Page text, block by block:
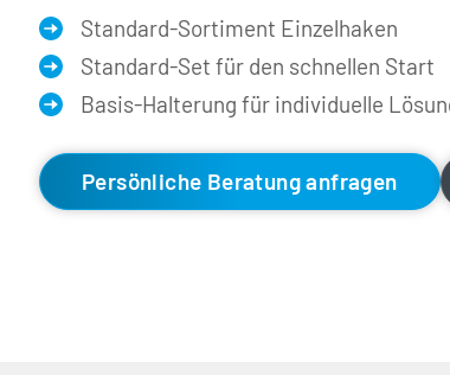
Müllbeutelhalter, Ringschlüsselhalter
Standard-Sortiment Einzelhaken
Standard-Set für den schnellen Start
Basis-Halterung für individuelle
Persönliche Beratung anfragen